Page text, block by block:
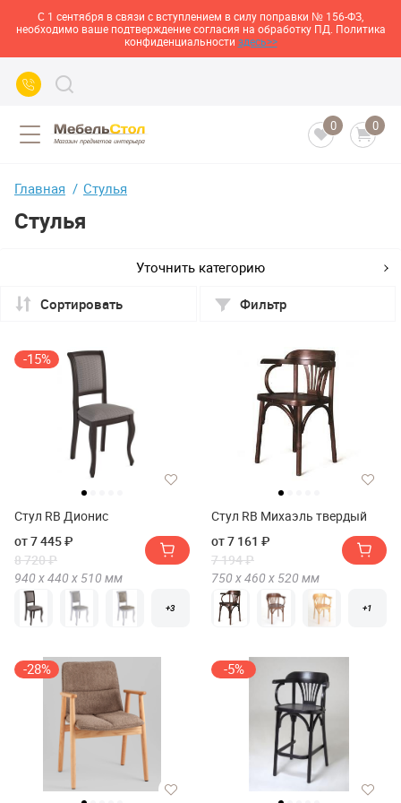
С 1 сентября в связи с вступлением в силу поправки № 156-ФЗ,
необходимо ваше подтверждение согласия на обработку ПД. Политика
конфиденциальности здесь>>
0 0
Главная Стулья
Стулья
Уточнить категорию
Сортировать Фильтр
-15%
Стул RB Дионис
от 7 445 ₽
8 720 ₽
940 х440 х 510 мм
+3
Стул RB Михаэль твердый
от 7 161 ₽
7 194 ₽
750 х460 х 520 мм
+1
-28% -5%